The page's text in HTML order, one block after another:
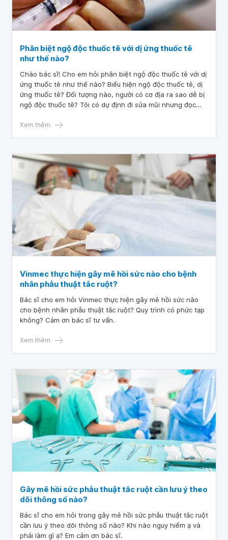
Phân biệt ngộ độc thuốc tê với dị ứng thuốc tê
như thế nào?
Chào bác sĩ! Cho em hỏi phân biệt ngộ độc thuốc tê với dị
ứng thuốc tê như thế nào? Biểu hiện ngộ độc thuốc tê, dị
ứng thuốc tê? Đối tượng nào, người có cơ địa ra sao dễ bị
ngộ độc thuốc tê? Tôi có dự định đi sửa mũi nhưng đọc
vấn và giải đáp.
Xem thêm
Vinmec thực hiện gây mê hồi sức nào cho bệnh
nhân phẫu thuật tắc ruột?
Bác sĩ cho em hỏi Vinmec thực hiện gây mê hồi sức nào
cho bệnh nhân phẫu thuật tắc ruột? Quy trình có phức tạp
không? Cảm ơn bác sĩ tư vấn.
Xem thêm
Gây mê hồi sức phẫu thuật tắc ruột cần lưu ý theo
dõi thông số nào?
Bác sĩ cho em hỏi trong gây mê hồi sức phẫu thuật tắc ruột
cần lưu ý theo dõi thông số nào? Khi nào nguy hiểm ạ và
phải làm gì ạ? Em cảm ơn bác sĩ.